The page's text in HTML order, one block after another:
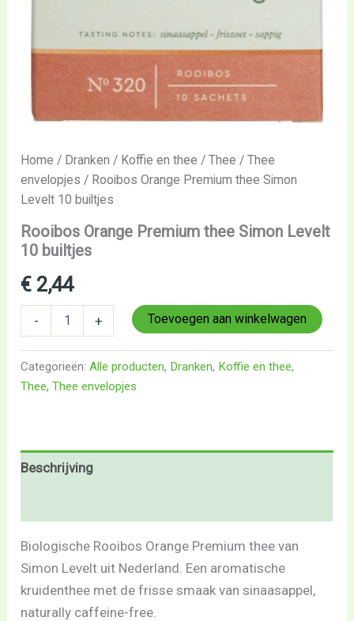
Home / Dranken / Koffie en thee /Thee /Thee
envelopjes / Rooibos Orange Premium thee Simon
Levelt 10 builtjes
Rooibos Orange Premium thee Simon Levelt
10 builtjes
€ 2,44
- + Toevoegen aan winkelwagen
Categorieën:Alle producten, Dranken, Koffie en thee,
Thee,Thee envelopjes
Beschrijving
Biologische Rooibos Orange Premium thee van
Simon Levelt uit Nederland. Een aromatische
kruidenthee met de frisse smaak van sinaasappel,
naturally caffeine-free.